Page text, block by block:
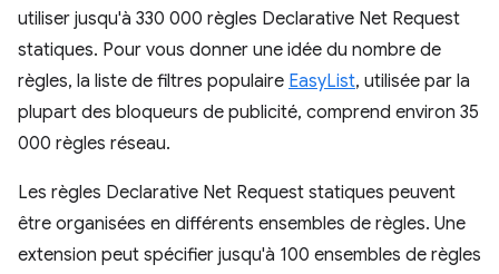
utiliser jusqu'à 330 000 règles Declarative Net Request
statiques. Pour vous donner une idée du nombre de
règles, la liste de filtres populaire EasyList, utilisée par la
plupart des bloqueurs de publicité, comprend environ 35
000 règles réseau.
Les règles Declarative Net Request statiques peuvent
être organisées en différents ensembles de règles. Une
extension peut spécifier jusqu'à 100 ensembles de règles